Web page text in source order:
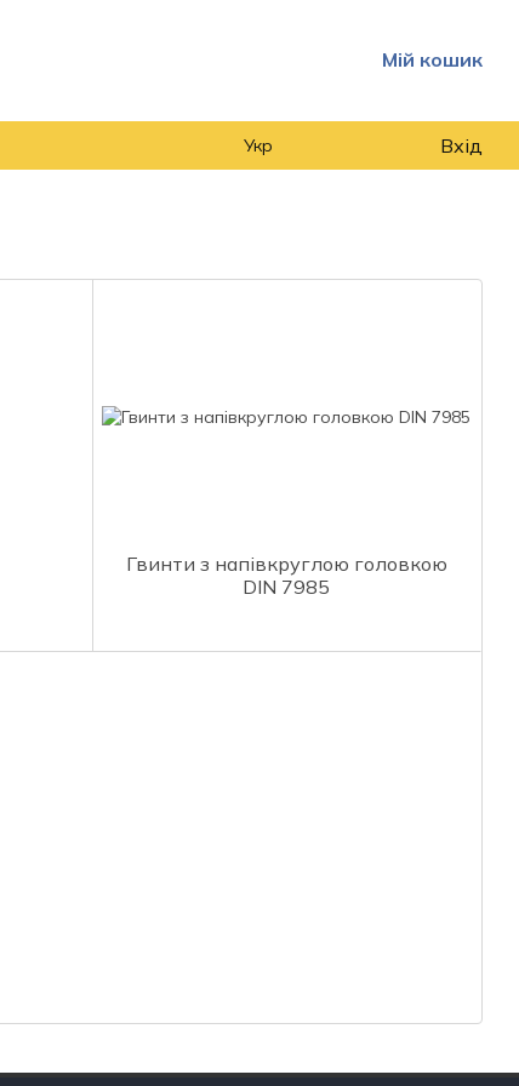
Мій кошик
Укр Вхід
Гвинти з напівкруглою головкою
DIN 7985